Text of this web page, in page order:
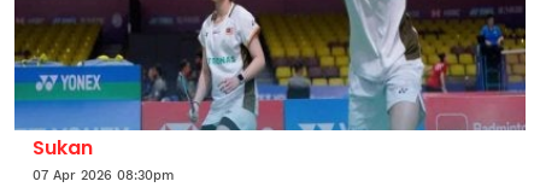
Sukan
07 Apr 2026 08:30pm